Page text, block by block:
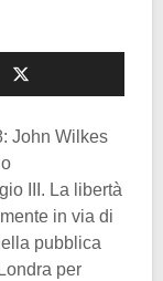
John Wilkes
III. La libertà
in via di
pubblica
per